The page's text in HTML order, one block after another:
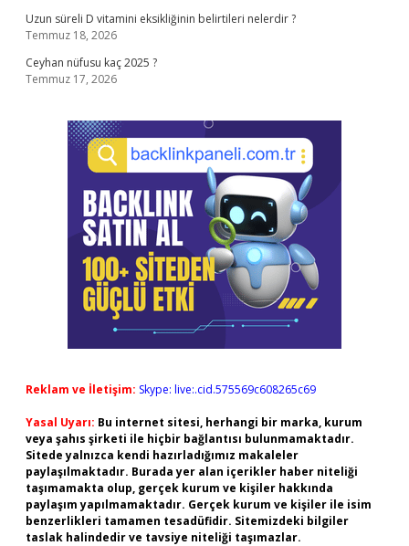
Uzun süreli D vitamini eksikliğinin belirtileri nelerdir ?
Temmuz 18, 2026
Ceyhan nüfusu kaç 2025 ?
Temmuz 17, 2026
Reklam ve İletişim: Skype: live:.cid.575569c608265c69
Yasal Uyarı: Bu internet sitesi, herhangi bir marka, kurum
veya şahıs şirketi ile hiçbir bağlantısı bulunmamaktadır.
Sitede yalnızca kendi hazırladığımız makaleler
paylaşılmaktadır. Burada yer alan içerikler haber niteliği
taşımamakta olup, gerçek kurum ve kişiler hakkında
paylaşım yapılmamaktadır. Gerçek kurum ve kişiler ile isim
benzerlikleri tamamen tesadüfidir. Sitemizdeki bilgiler
taslak halindedir ve tavsiye niteliği taşımazlar.